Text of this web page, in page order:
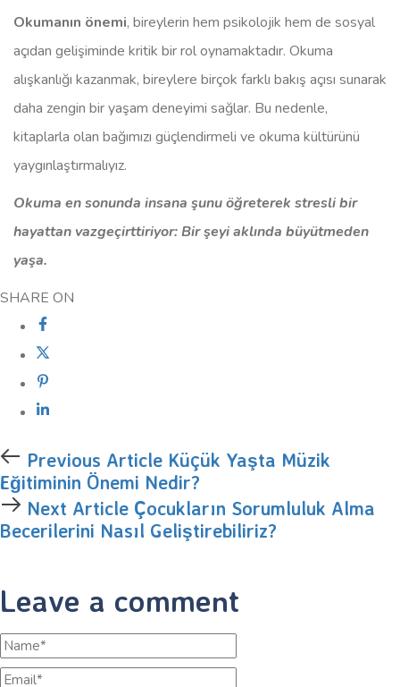
Okumanın önemi, bireylerin hem psikolojik hem de sosyal
açıdan gelişiminde kritik bir rol oynamaktadır. Okuma
alışkanlığı kazanmak, bireylere birçok farklı bakış açısı sunarak
daha zengin bir yaşam deneyimi sağlar. Bu nedenle,
kitaplarla olan bağımızı güçlendirmeli ve okuma kültürünü
yaygınlaştırmalıyız.
Okuma en sonunda insana şunu öğreterek stresli bir
hayattan vazgeçirttiriyor: Bir şeyi aklında büyütmeden
yaşa.
SHARE ON
Previous Article Küçük Yaşta Müzik
Eğitiminin Önemi Nedir?
Next Article Çocukların Sorumluluk Alma
Becerilerini Nasıl Geliştirebiliriz?
Leave a comment